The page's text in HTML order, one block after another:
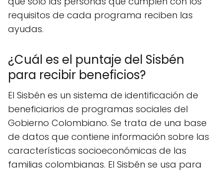
requisitos de cada programa reciben las
ayudas.
¿Cuál es el puntaje del Sisbén
para recibir beneficios?
El Sisbén es un sistema de identificación de
beneficiarios de programas sociales del
Gobierno Colombiano. Se trata de una base
de datos que contiene información sobre las
características socioeconómicas de las
familias colombianas. El Sisbén se usa para